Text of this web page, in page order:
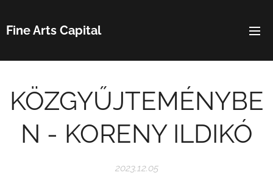
Fine Arts Capital
KÖZGYŰJTEMÉNYBE
N - KORENY ILDIKÓ
2023.12.05